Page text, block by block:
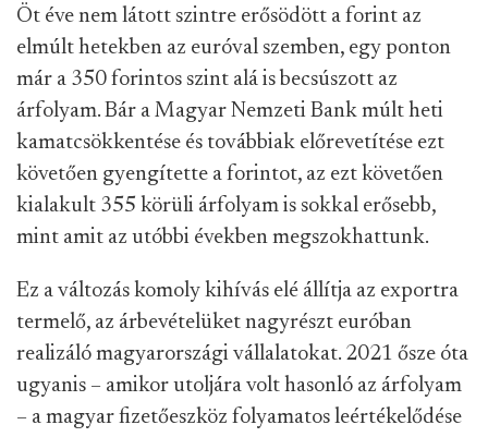
Öt éve nem látott szintre erősödött a forint az
elmúlt hetekben az euróval szemben, egy ponton
már a 350 forintos szint alá is becsúszott az
árfolyam. Bár a Magyar Nemzeti Bank múlt heti
kamatcsökkentése és továbbiak előrevetítése ezt
követően gyengítette a forintot, az ezt követően
kialakult 355 körüli árfolyam is sokkal erősebb,
mint amit az utóbbi években megszokhattunk.
Ez a változás komoly kihívás elé állítja az exportra
termelő, az árbevételüket nagyrészt euróban
realizáló magyarországi vállalatokat. 2021 ősze óta
ugyanis – amikor utoljára volt hasonló az árfolyam
– a magyar fizetőeszköz folyamatos leértékelődése